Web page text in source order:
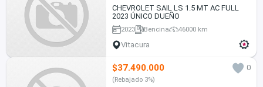
CHEVROLET SAIL LS 1.5 MT AC FULL
2023 ÚNICO DUEÑO
2023 Bencina 46000 km
Vitacura
$37.490.000 0
(Rebajado 3%)